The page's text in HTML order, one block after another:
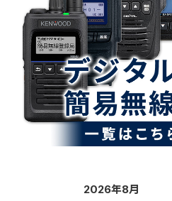
2026年8月